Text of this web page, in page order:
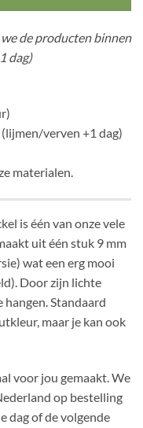
de producten binnen
dag)
verven +1 dag)
materialen.
is één van onze vele
uit één stuk 9 mm
wat een erg mooi
Door zijn lichte
Standaard
maar je kan ook
voor jou gemaakt. We
op bestelling
dag of de volgende